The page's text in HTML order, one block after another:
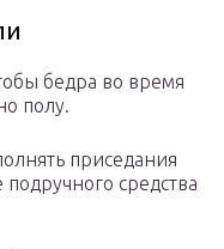
бедра во время
полу.
приседания
средства